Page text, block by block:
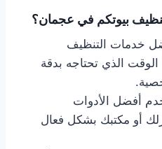
بيوتكم في عجمان؟
خدمات التنظيف
الوقت الذي تحتاجه بدقة
أفضل الأدوات
أو مكتبك بشكل فعال